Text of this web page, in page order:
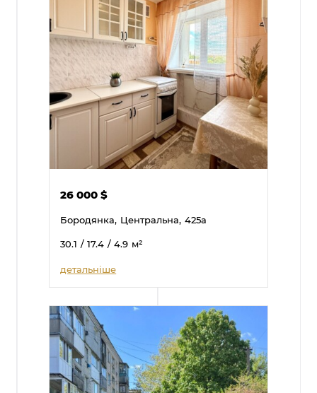
26 000$
Бородянка, Центральна, 425а
30.1 / 17.4 / 4.9 м²
детальніше